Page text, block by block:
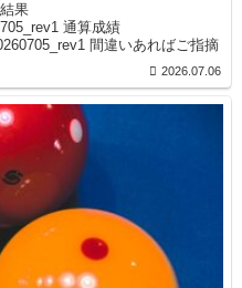
果
通算成績
間違いあればご指摘
2026.07.06